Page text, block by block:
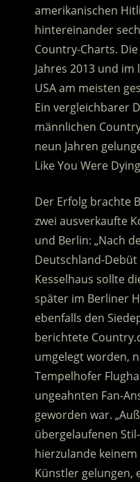
amerikanischen
hintereinander
Country-Charts.
Jahres 2013 und im
USA am meisten
Ein vergleichbarer
männlichen
neun Jahren
Like You Were
Der Erfolg brachte
zwei ausverkaufte
und Berlin: „Nach
Deutschland-
Kesselhaus sollte
später im Berliner
ebenfalls den
berichtete
umgelegt worden,
Tempelhofer
ungeahnten Fan-
geworden war.
übergelaufenen
hierzulande
Künstler gelungen,